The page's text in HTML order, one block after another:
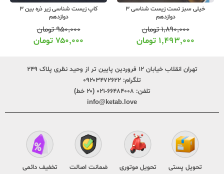
خیلی سبز تست زیست شناسی 3
دوازدهم
۱,۸۹۰,۰۰۰تومان
۱,۴۹۳,۰۰۰ تومان
کاپ زیست شناسی زیر ذره بین 3
دوازدهم
۹۵۰,۰۰۰تومان
۷۵۰,۰۰۰ تومان
تهران انقلاب خیابان ۱۲ فروردین پایین تر از وحید نظری پلاک ۲۴۹
تلگرام: ۰۹۲۰۳۴۷۲۶۲۲
تلفن: ۶۶۴۸۴۰۰۸-۰۲۱ (۲۰ خط)
info@ketab.love
تحویل پستی تحویل موتوری ضمانت اصالت تخفیف دائمی